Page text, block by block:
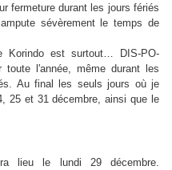
fermeture durant les jours fériés
sévèrement le temps de
est surtout… DIS-PO-
toute l'année, même durant les
Au final les seuls jours où je
25 et 31 décembre, ainsi que le
lieu le lundi 29 décembre.